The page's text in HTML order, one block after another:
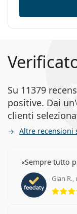
Su 11379
positive. Dai
clienti
Altre recensioni
Sempre tutto
Gian